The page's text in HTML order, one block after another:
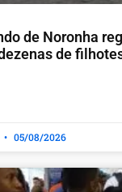
de Noronha
de
05/08/2026